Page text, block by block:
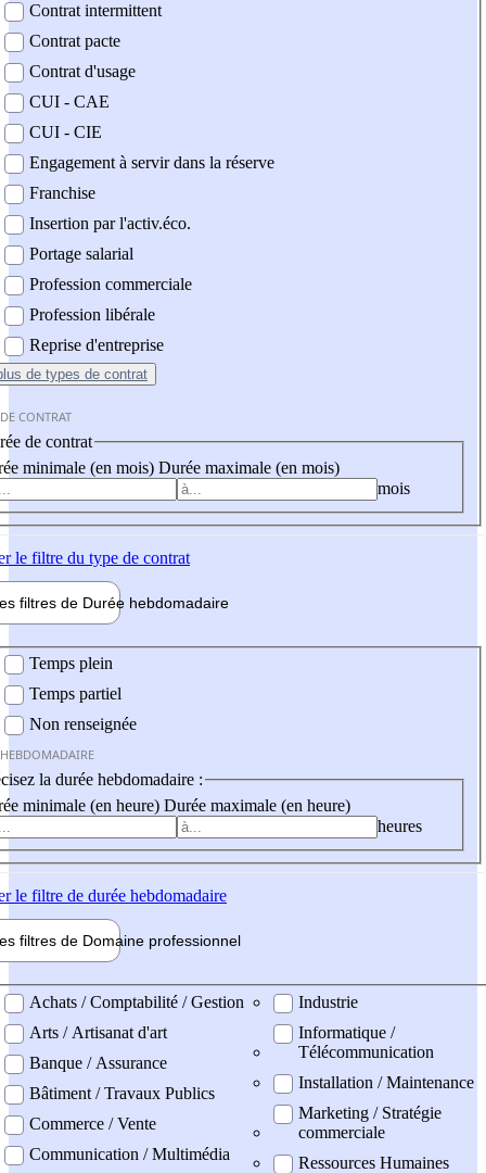
Contrat intermittent
Contrat pacte
Contrat d'usage
CUI - CAE
CUI - CIE
Engagement à servir dans la réserve
Franchise
Insertion par l'activ.éco.
Portage salarial
Profession commerciale
Profession libérale
Reprise d'entreprise
de types de contrat
CONTRAT
de contrat
minimale (en mois) Durée maximale (en mois)
mois
le filtre du type de contrat
filtres de Durée hebdomadaire
Temps plein
Temps partiel
Non renseignée
la durée hebdomadaire :
minimale (en heure) Durée maximale (en heure)
heures
le filtre de durée hebdomadaire
filtres de Domaine professionnel
professionel
Achats / Comptabilité / Gestion
Arts / Artisanat d'art
Banque / Assurance
Bâtiment / Travaux Publics
Commerce / Vente
Communication / Multimédia
Industrie
Informatique /
Télécommunication
Installation / Maintenance
Marketing / Stratégie
commerciale
Ressources Humaines